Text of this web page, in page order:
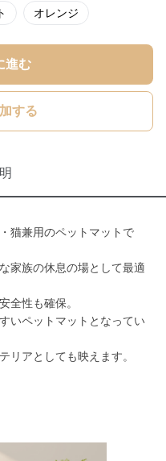
オレンジ
進む
する
猫兼用のペットマットで
家族の休息の場として最適
全性も確保。
いペットマットとなってい
リアとしても映えます。